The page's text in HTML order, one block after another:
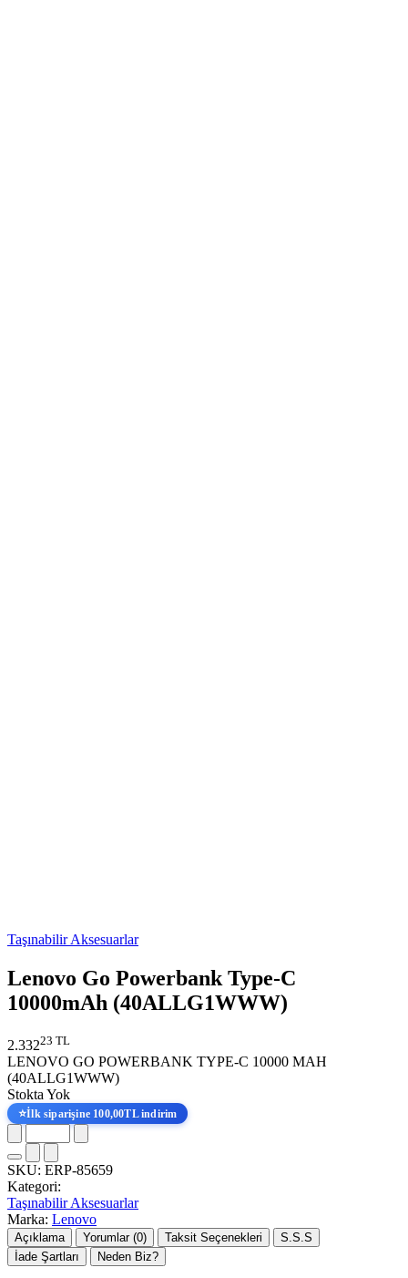
Taşınabilir Aksesuarlar
Lenovo Go Powerbank Type-C
10000mAh (40ALLG1WWW)
2.33223 TL
LENOVO GO POWERBANK TYPE-C 10000 MAH
(40ALLG1WWW)
Stokta Yok
⭐İlk siparişine 100,00TL indirim
SKU: ERP-85659
Kategori:
Taşınabilir Aksesuarlar
Marka: Lenovo
Açıklama Yorumlar (0) Taksit Seçenekleri
S.S.S
İade Şartları
Neden Biz?